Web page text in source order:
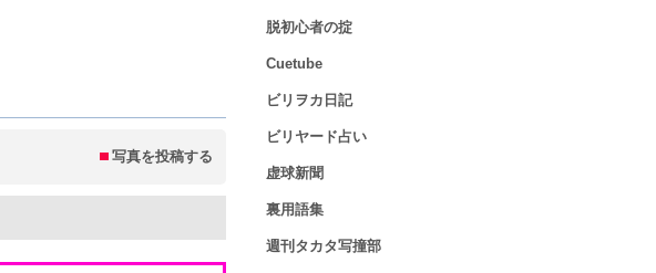
写真を投稿する
脱初心者の掟
Cuetube
ビリヲカ日記
ビリヤード占い
虚球新聞
裏用語集
週刊タカタ写撞部